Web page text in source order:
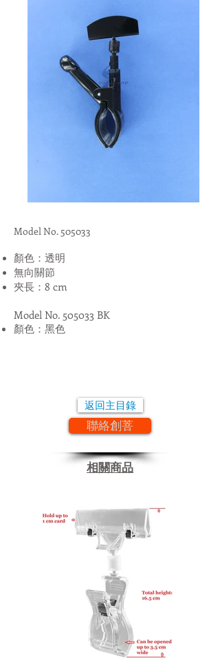
Model No. 505033
顏色：透明
無向關節
夾長：8 cm
Model No. 505033 BK
​顏色：黑色
返回主目錄
聯絡創菩
​相關商品